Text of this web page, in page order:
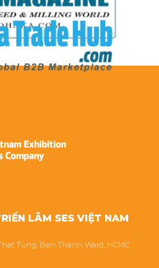
LÃM SES VIỆT NAM
Tung, Ben Thanh Ward, HCMC